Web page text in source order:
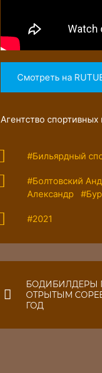
Смотреть на
Агентство
#Бильярдный
#Болтовский
Александр
#2021
БОДИБИЛДЕРЫ
ОТРЫТЫМ
ГОД